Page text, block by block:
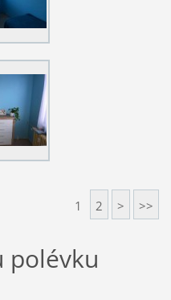
1 2 > >>
polévku